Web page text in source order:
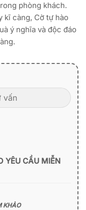
phòng khách.
kĩ càng, Cờ tự hào
ý nghĩa và độc đáo
YÊU CẦU MIỄN
KHẢO